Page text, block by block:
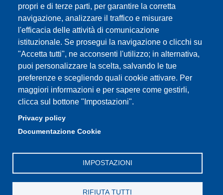
propri e di terze parti, per garantire la corretta
navigazione, analizzare il traffico e misurare
l'efficacia delle attività di comunicazione
istituzionale. Se prosegui la navigazione o clicchi su
"Accetta tutti", ne acconsenti l'utilizzo; in alternativa,
puoi personalizzare la scelta, salvando le tue
preferenze e scegliendo quali cookie attivare. Per
maggiori informazioni e per sapere come gestirli,
clicca sul bottone "Impostazioni".
Privacy policy
Documentazione Cookie
IMPOSTAZIONI
RIFIUTA TUTTI
Mappa del sito
Partita IVA: 00427620364
Dipartimento di Scienze
Mediche e Chirurgiche, Materno – Infantili e dell’Adulto
Sede: Via del Pozzo 71 - 41124 Modena
PEC: dipsmechimai@pec.unimore.it
Tel: 059 4223028